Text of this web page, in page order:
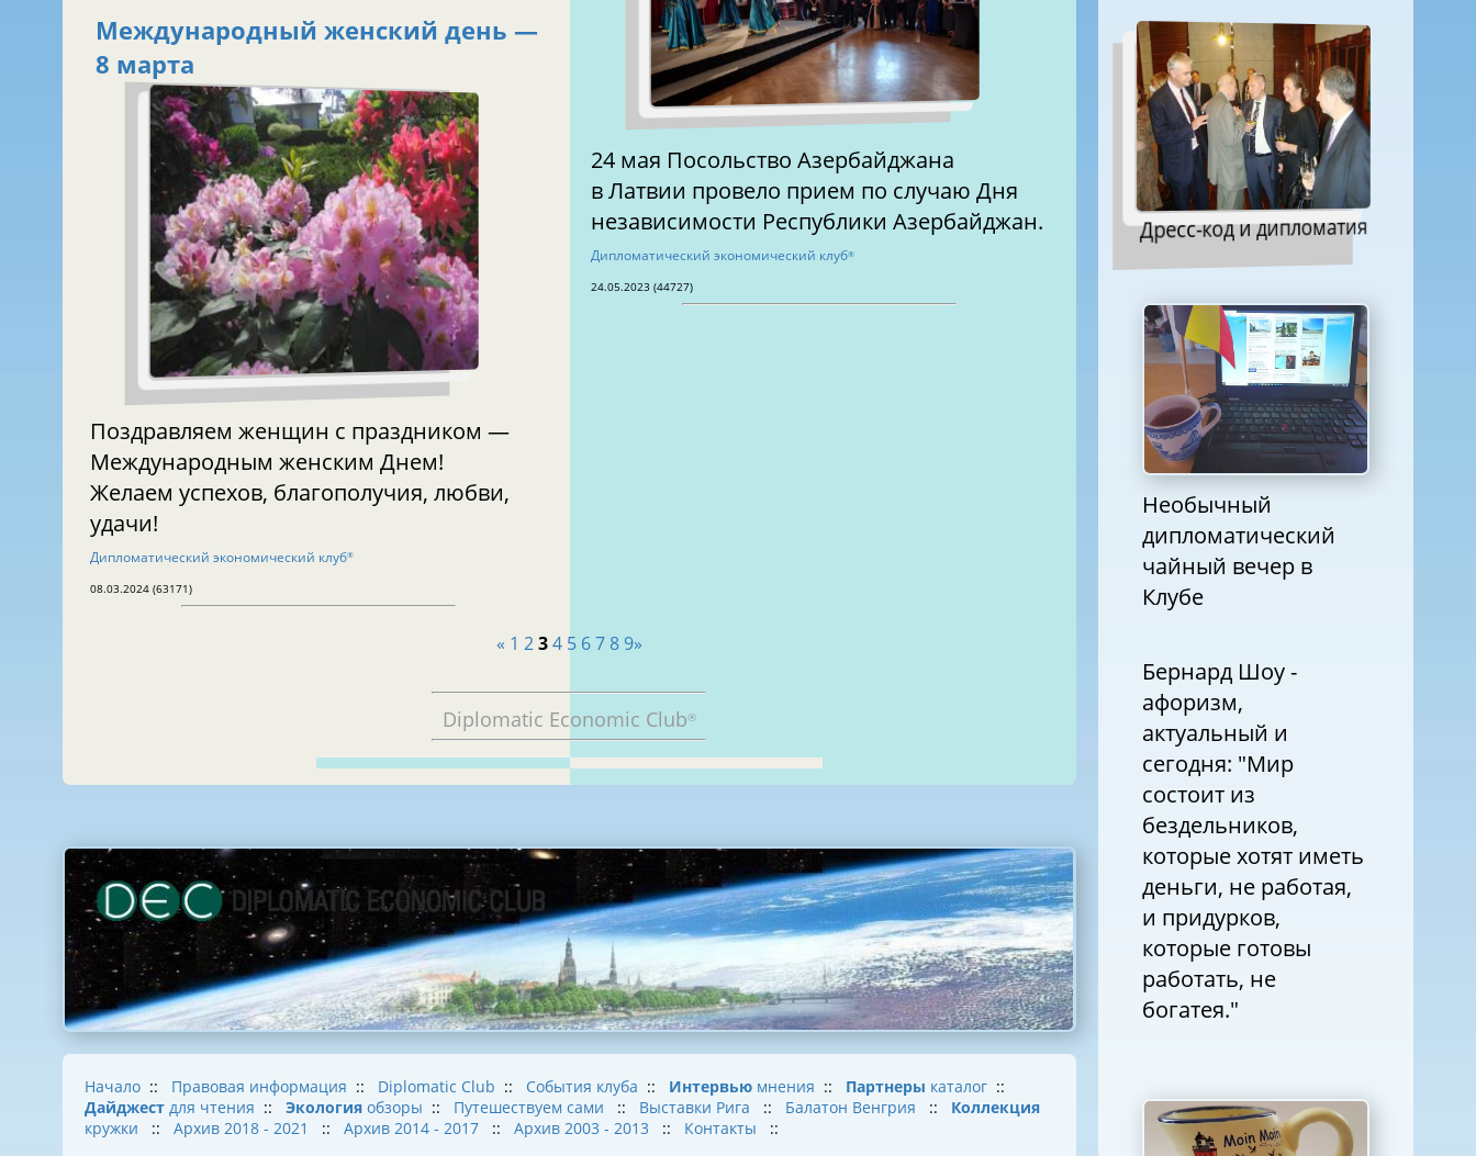
Международный женский день —
8 марта
Поздравляем женщин с праздником —
Международным женским Днем!
Желаем успехов, благополучия, любви,
удачи!
Дипломатический экономический клуб®
08.03.2024 (63171)
24 мая Посольство Азербайджана
в Латвии провело прием по случаю Дня
независимости Республики Азербайджан.
Дипломатический экономический клуб®
24.05.2023 (44727)
« 1 234 5 67 8 9»
Diplomatic Economic Club®
Начало :: Правовая информация :: Diplomatic Club :: События клуба :: Интервью мнения :: Партнеры каталог ::
Дайджест для чтения :: Экология обзоры :: Путешествуем сами :: Выставки Рига :: Балатон Венгрия :: Коллекция
кружки
:: Архив 2018 - 2021 :: Архив 2014 - 2017 :: Архив 2003 - 2013 :: Контакты ::
Дресс-код и дипломатия
Необычный
дипломатический
чайный вечер в
Клубе
Бернард Шоу -
афоризм,
актуальный и
сегодня: "Мир
состоит из
бездельников,
которые хотят иметь
деньги, не работая,
и придурков,
которые готовы
работать, не
богатея."